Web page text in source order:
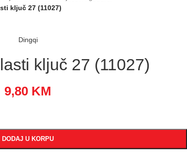
ključ 27 (11027)
Dingqi
ključ 27 (11027)
9,80 KM
DODAJ U KORPU